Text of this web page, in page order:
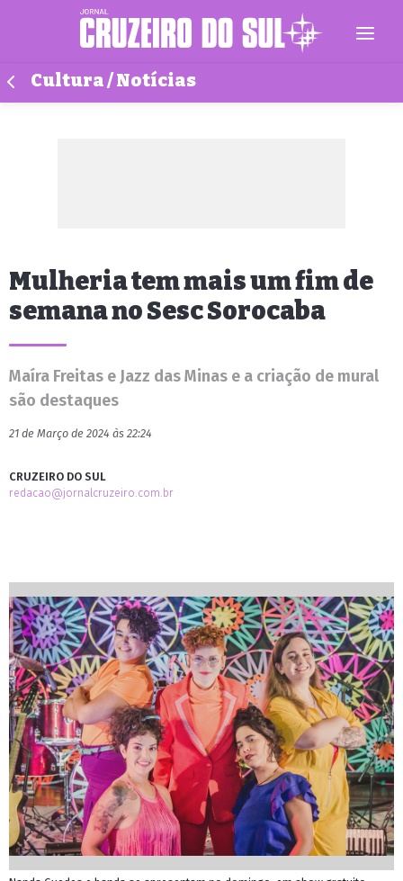
Cultura / Notícias
Mulheria tem mais um fim de
semana no Sesc Sorocaba
Maíra Freitas e Jazz das Minas e a criação de mural
são destaques
21 de Março de 2024 às 22:24
CRUZEIRO DO SUL
redacao@jornalcruzeiro.com.br